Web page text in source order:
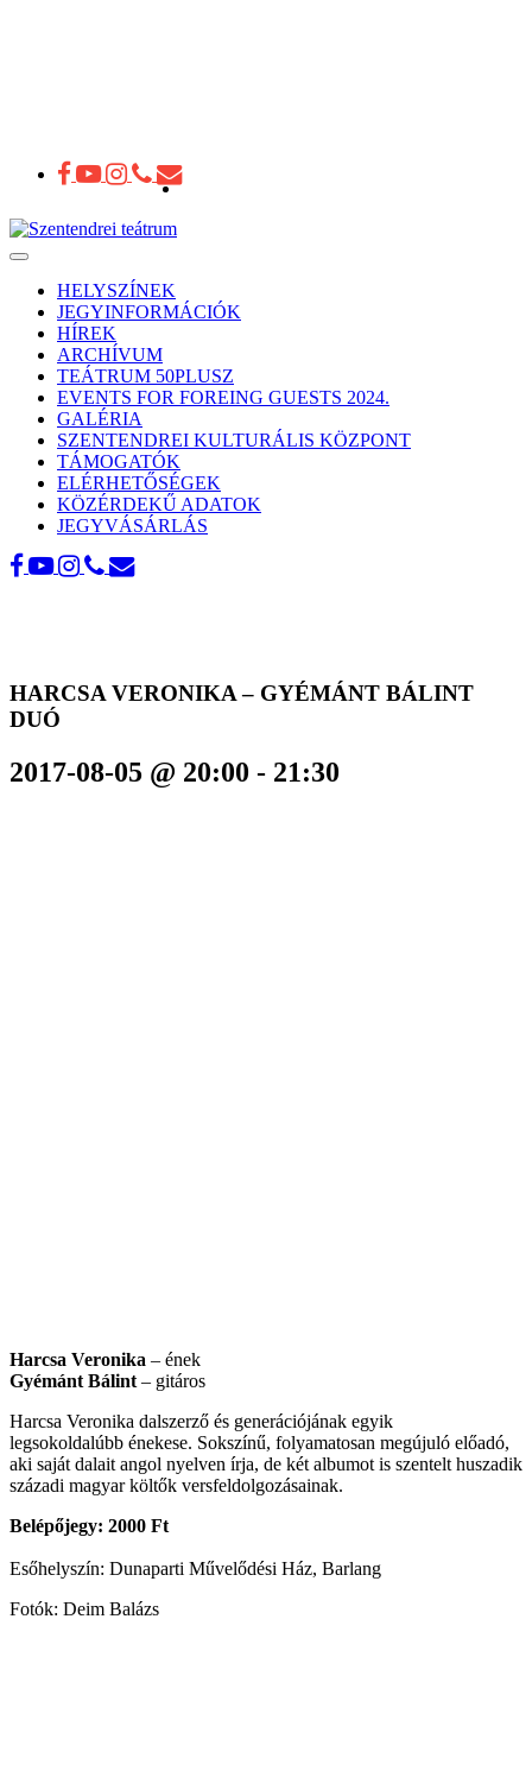
Toggle
navigationHELYSZÍNEK
JEGYINFORMÁCIÓK
HÍREK
ARCHÍVUM
TEÁTRUM 50PLUSZ
EVENTS FOR FOREING GUESTS 2024.
GALÉRIA
SZENTENDREI KULTURÁLIS KÖZPONT
TÁMOGATÓK
ELÉRHETŐSÉGEK
KÖZÉRDEKŰ ADATOK
JEGYVÁSÁRLÁS
HARCSA VERONIKA – GYÉMÁNT BÁLINT
DUÓ
2017-08-05 @ 20:00 - 21:30
Harcsa Veronika – ének
Gyémánt Bálint – gitáros
Harcsa Veronika dalszerző és generációjának egyik
legsokoldalúbb énekese. Sokszínű, folyamatosan megújuló előadó,
aki saját dalait angol nyelven írja, de két albumot is szentelt huszadik
századi magyar költők versfeldolgozásainak.
Belépőjegy: 2000 Ft
Esőhelyszín: Dunaparti Művelődési Ház, Barlang
Fotók: Deim Balázs